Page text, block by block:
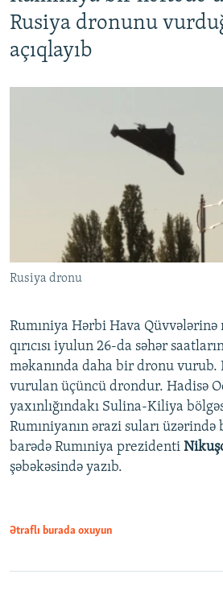
Rusiya dronunu
açıqlayıb
Rusiya dronu
Rumıniya Hərbi Hava Qüvvələrinə
qırıcısı iyulun 26-da səhər
məkanında daha bir dronu vurub.
vurulan üçüncü drondur. Hadisə
yaxınlığındakı Sulina-Kiliya
Rumıniyanın ərazi suları üzərində
barədə Rumıniya prezidenti
şəbəkəsində yazıb.
Ətraflı burada oxuyun